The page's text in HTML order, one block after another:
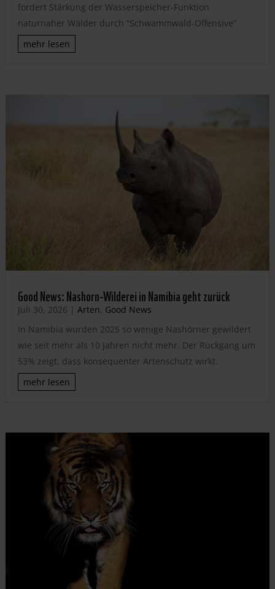
fordert Stärkung der Wasserspeicher-Funktion
naturnaher Wälder durch “Schwammwald-Offensive”
mehr lesen
Good News: Nashorn-Wilderei in Namibia geht zurück
Juli 30, 2026 | Arten, Good News
In Namibia wurden 2025 so wenige Nashörner gewildert
wie seit mehr als 10 Jahren nicht mehr. Der Rückgang um
53% zeigt, dass konsequenter Artenschutz wirkt.
mehr lesen